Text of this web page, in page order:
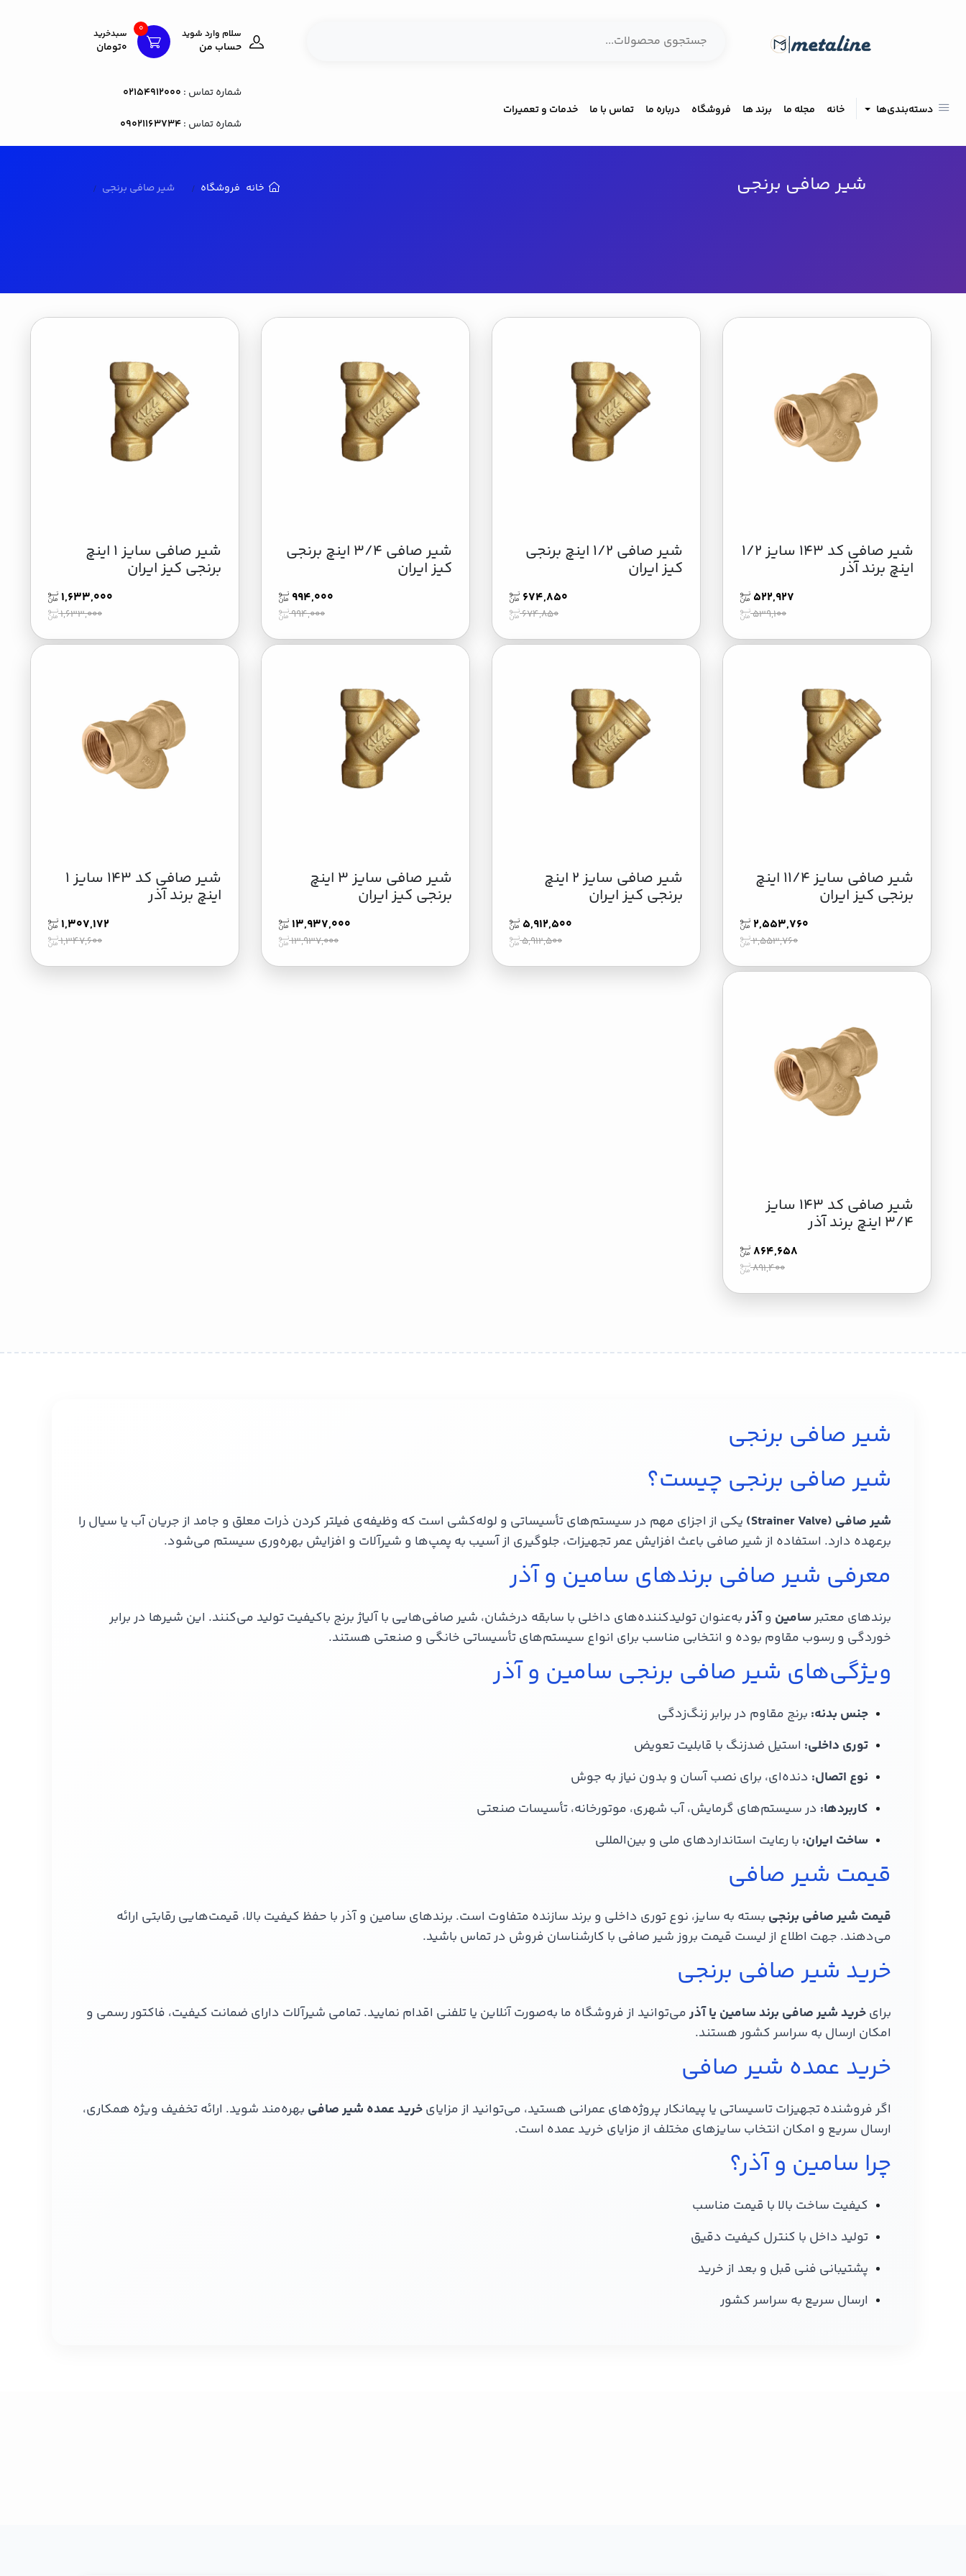
سلام وارد شوید
حساب من
0 سبدخرید
0تومان
دسته‌بندی‌ها خانه مجله ما برند ها فروشگاه درباره ما تماس با ما خدمات و تعمیرات
شماره تماس : 02154912000
شماره تماس :09021163734
خانه فروشگاه شیر صافی برنجی شیر صافی برنجی
شیر صافی کد 143 سایز 1/2
اینچ برند آذر
522,927
539,100
شیر صافی 1/2 اینچ برنجی
کیز ایران
674,850
674,850
شیر صافی 3/4 اینچ برنجی
کیز ایران
994,000
994,000
شیر صافی سایز 1 اینچ
برنجی کیز ایران
1,633,000
1,633,000
شیر صافی سایز 11/4 اینچ
برنجی کیز ایران
2,553,760
2,553,760
شیر صافی سایز 2 اینچ
برنجی کیز ایران
5,912,500
5,912,500
شیر صافی سایز 3 اینچ
برنجی کیز ایران
13,937,000
13,937,000
شیر صافی کد 143 سایز 1
اینچ برند آذر
1,307,172
1,347,600
شیر صافی کد 143 سایز
3/4 اینچ برند آذر
864,658
891,400
شیر صافی برنجی
شیر صافی برنجی چیست؟
شیر صافی (Strainer Valve)
یکی از اجزای مهم در سیستم‌های تأسیساتی و لوله‌کشی است که وظیفه‌ی فیلتر کردن ذرات معلق و جامد از جریان آب یا سیال را
برعهده دارد. استفاده از شیر صافی باعث افزایش عمر تجهیزات، جلوگیری از آسیب به پمپ‌ها و شیرآلات و افزایش بهره‌وری سیستم می‌شود.
معرفی شیر صافی برندهای سامین و آذر
برندهای معتبرسامین وآذربه‌عنوان تولیدکننده‌های داخلی با سابقه درخشان، شیر صافی‌هایی با آلیاژ برنج باکیفیت تولید می‌کنند. این شیرها در برابر
خوردگی و رسوب مقاوم بوده و انتخابی مناسب برای انواع سیستم‌های تأسیساتی خانگی و صنعتی هستند.
ویژگی‌های شیر صافی برنجی سامین و آذر
جنس بدنه: برنج مقاوم در برابر زنگ‌زدگی
توری داخلی: استیل ضدزنگ با قابلیت تعویض
نوع اتصال: دنده‌ای، برای نصب آسان و بدون نیاز به جوش
کاربردها: در سیستم‌های گرمایش، آب شهری، موتورخانه، تأسیسات صنعتی
ساخت ایران: با رعایت استانداردهای ملی و بین‌المللی
قیمت شیر صافی
قیمت شیر صافی برنجی بسته به سایز، نوع توری داخلی و برند سازنده متفاوت است. برندهای سامین و آذر با حفظ کیفیت بالا، قیمت‌هایی رقابتی ارائه
می‌دهند. جهت اطلاع از لیست قیمت بروز شیر صافی با کارشناسان فروش در تماس باشید.
خرید شیر صافی برنجی
برایخرید شیر صافی برند سامین یا آذرمی‌توانید از فروشگاه ما به‌صورت آنلاین یا تلفنی اقدام نمایید. تمامی شیرآلات دارای ضمانت کیفیت، فاکتور رسمی و
امکان ارسال به سراسر کشور هستند.
خرید عمده شیر صافی
اگر فروشنده تجهیزات تاسیساتی یا پیمانکار پروژه‌های عمرانی هستید، می‌توانید از مزایایخرید عمده شیر صافی بهره‌مند شوید. ارائه تخفیف ویژه همکاری،
ارسال سریع و امکان انتخاب سایزهای مختلف از مزایای خرید عمده است.
چرا سامین و آذر؟
کیفیت ساخت بالا با قیمت مناسب
تولید داخل با کنترل کیفیت دقیق
پشتیبانی فنی قبل و بعد از خرید
ارسال سریع به سراسر کشور